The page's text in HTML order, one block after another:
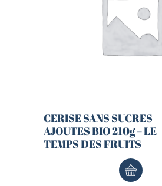
CERISE SANS SUCRES
AJOUTES BIO 210g – LE
TEMPS DES FRUITS